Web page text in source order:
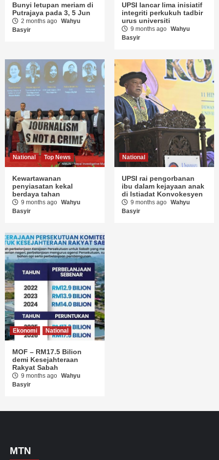
Bunyi letupan meriam di
Putrajaya pada 3, 5 Jun
2 months ago Wahyu
Basyir
UPSI lancar lima inisiatif
integriti perkukuh tadbir
urus universiti
9 months ago Wahyu
Basyir
National Top News
Kewartawanan
penyiasatan kekal
berdaya tahan
9 months ago Wahyu
Basyir
National
UPSI rai pengorbanan
ibu dalam kejayaan anak
di Istiadat Konvokesyen
9 months ago Wahyu
Basyir
Ekonomi National
MOF – RM17.5 Bilion
demi Kesejahteraan
Rakyat Sabah
9 months ago Wahyu
Basyir
MTN